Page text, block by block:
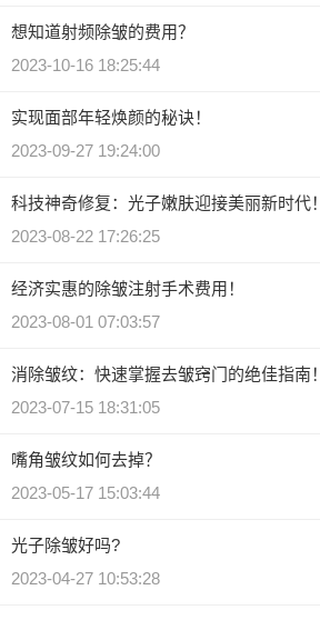
想知道射频除皱的费用？
2023-10-16 18:25:44
实现面部年轻焕颜的秘诀！
2023-09-27 19:24:00
科技神奇修复：光子嫩肤迎接美丽新时代！
2023-08-22 17:26:25
经济实惠的除皱注射手术费用！
2023-08-01 07:03:57
消除皱纹：快速掌握去皱窍门的绝佳指南！
2023-07-15 18:31:05
嘴角皱纹如何去掉？
2023-05-17 15:03:44
光子除皱好吗?
2023-04-27 10:53:28